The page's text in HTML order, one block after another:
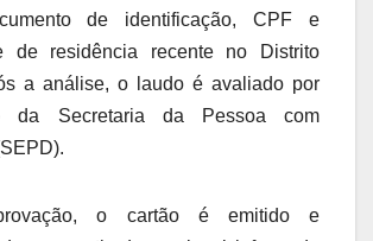
de identificação, CPF e
de residência recente no Distrito
a análise, o laudo é avaliado por
da Secretaria da Pessoa com
o cartão é emitido e